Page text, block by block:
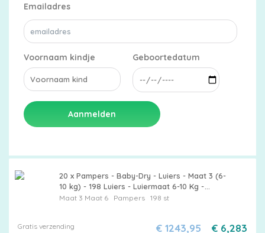
Emailadres
Voornaam kindje Geboortedatum
Aanmelden
20 x Pampers - Baby-Dry - Luiers - Maat 3 (6-
10 kg) - 198 Luiers - Luiermaat 6-10 Kg -
Luierbescherming - Babycomfort -
Maat 3 Maat 6 Pampers198 st
Gratis verzending € 6,283
€ 1243,95